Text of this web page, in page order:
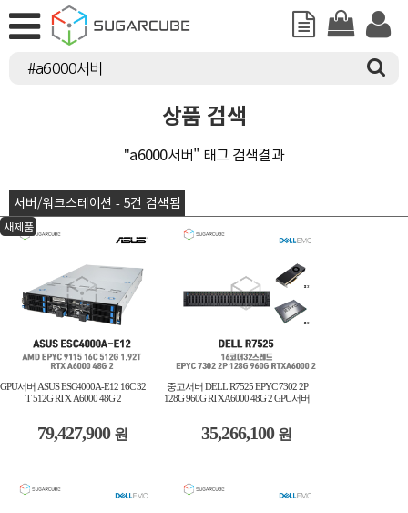
상품 검색
"a6000서버" 태그 검색결과
서버/워크스테이션 - 5건 검색됨
새제품
GPU서버 ASUS ESC4000A-E12 16C 32
T 512G RTX A6000 48G 2
79,427,900 원
중고서버 DELL R7525 EPYC 7302 2P
128G 960G RTXA6000 48G 2 GPU서버
35,266,100 원